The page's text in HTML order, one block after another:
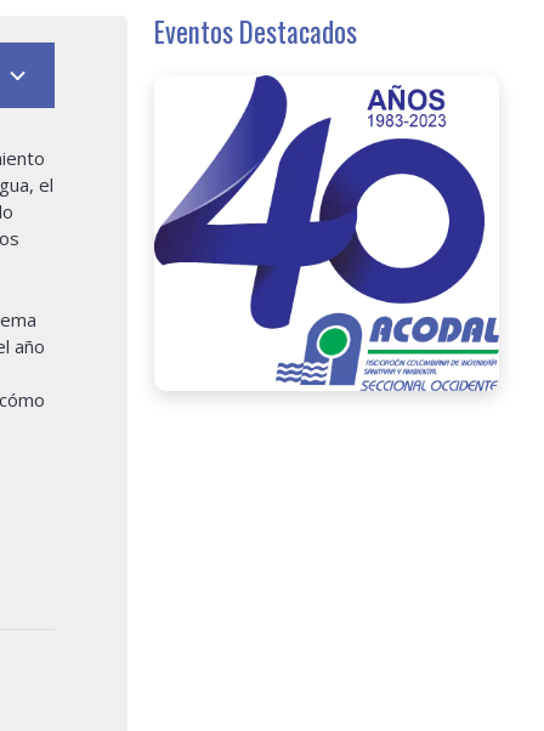
el
año
Eventos Destacados